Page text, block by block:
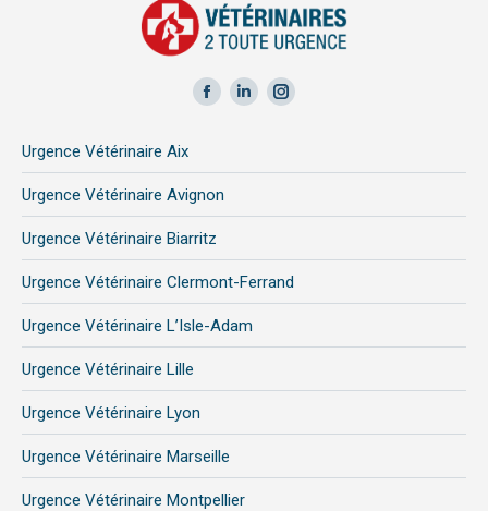
Facebook
in
new
window
LinkedIn
new
Instagram
new
Urgence Vétérinaire Aix
Urgence Vétérinaire Avignon
Urgence Vétérinaire Biarritz
Urgence Vétérinaire Clermont-Ferrand
Urgence Vétérinaire L’Isle-Adam
Urgence Vétérinaire Lille
Urgence Vétérinaire Lyon
Urgence Vétérinaire Marseille
Urgence Vétérinaire Montpellier